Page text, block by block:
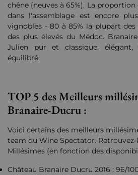
chêne (neuves à 65%). La
dans l'assemblage est encore
vignobles - 80 à 85% la plupart
des plus élevés du Médoc.
Julien pur et classique,
équilibré.
TOP 5 des Meilleurs
Branaire-Ducru :
Voici certains des meilleurs
team du Wine Spectator.
Millésimes (en fonction des
Château Branaire Ducru 2016 : 96/